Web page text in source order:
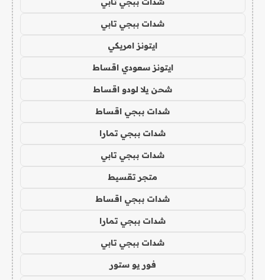
شدات ببجي تابي
ايتونز امريكي
ايتونز سعودي اقساط
شحن يلا لودو اقساط
شدات ببجي اقساط
شدات ببجي تمارا
شدات ببجي تابي
متجر تقسيط
شدات ببجي اقساط
شدات ببجي تمارا
شدات ببجي تابي
فور يو ستور